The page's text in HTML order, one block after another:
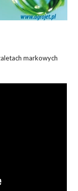
markowych